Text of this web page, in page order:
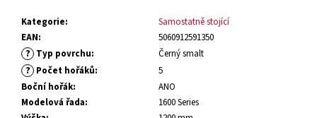
Kategorie:
Samostatně stojící
EAN: 5060912591350
? Typ povrchu: Černý smalt
? Počet hořáků:
5
Boční hořák:
ANO
Modelová řada:
1600 Series
PLYNOVÝ
GRIL
1500
SERIES
4+1
34